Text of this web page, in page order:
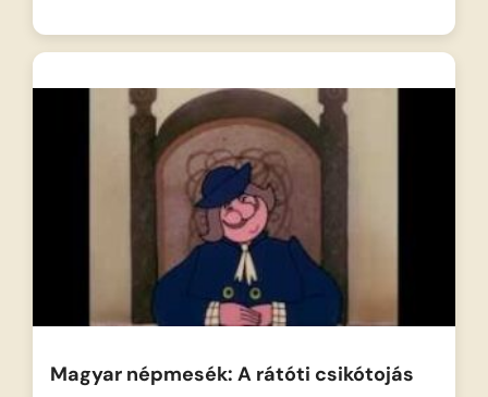
Magyar népmesék: A rátóti csikótojás